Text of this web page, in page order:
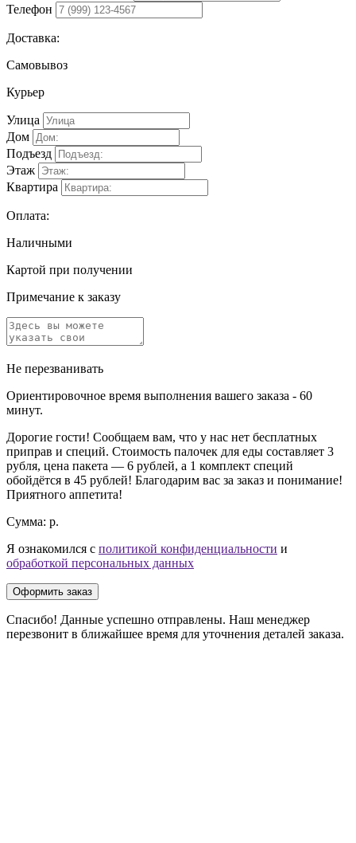
Телефон
Доставка:
Самовывоз
Курьер
Улица
Дом
Подъезд
Этаж
Квартира
Оплата:
Наличными
Картой при получении
Примечание к заказу
Не перезванивать
Ориентировочное время выполнения вашего заказа - 60
минут.
Дорогие гости! Сообщаем вам, что у нас нет бесплатных
приправ и специй. Стоимость палочек для еды составляет 3
рубля, цена пакета — 6 рублей, а 1 комплект специй
обойдётся в 45 рублей! Благодарим вас за заказ и понимание!
Приятного аппетита!
Сумма: р.
Я ознакомился с политикой конфиденциальности и
обработкой персональных данных
Оформить заказ
Спасибо! Данные успешно отправлены. Наш менеджер
перезвонит в ближайшее время для уточнения деталей заказа.